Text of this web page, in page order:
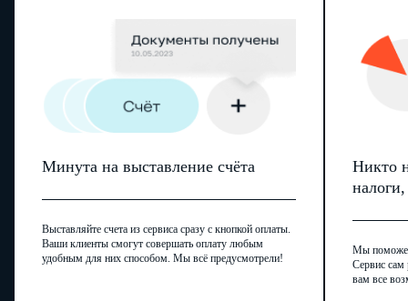
Минута на выставление счёта
Выставляйте счета из сервиса сразу с кнопкой оплаты.
Ваши клиенты смогут совершать оплату любым
удобным для них способом. Мы всё предусмотрели!
Никто
Мы
Сервис сам
вам все